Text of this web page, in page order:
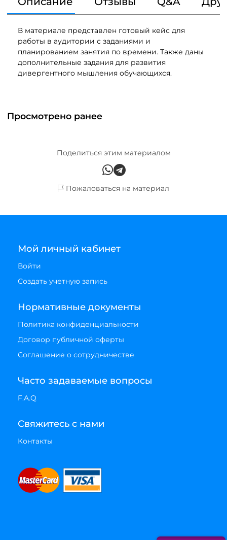
В материале представлен готовый кейс для
работы в аудитории с заданиями и
планированием занятия по времени. Также даны
дополнительные задания для развития
дивергентного мышления обучающихся.
Просмотрено ранее
Поделиться этим материалом
Пожаловаться на материал
Мой личный кабинет
Войти
Создать учетную запись
Нормативные документы
Политика конфиденциальности
Договор публичной оферты
Соглашение о сотрудничестве
Часто задаваемые вопросы
F.A.Q
Свяжитесь с нами
Контакты